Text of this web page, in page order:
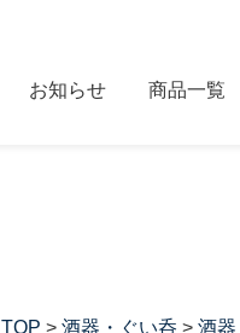
お知らせ 商品一覧
TOP > 酒器・ぐい呑 > 酒器